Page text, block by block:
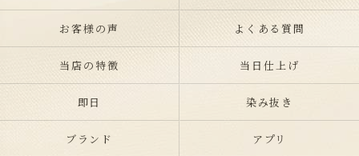
お客様の声 よくある質問
当店の特徴 当日仕上げ
即日 染み抜き
ブランド アプリ